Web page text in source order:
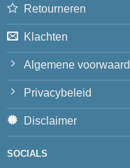
Retourneren
Klachten
Algemene
Privacybeleid
Disclaimer
SOCIALS